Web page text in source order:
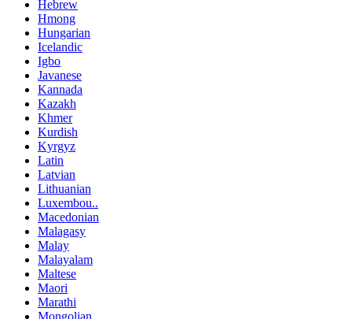
Hebrew
Hmong
Hungarian
Icelandic
Igbo
Javanese
Kannada
Kazakh
Khmer
Kurdish
Kyrgyz
Latin
Latvian
Lithuanian
Luxembou..
Macedonian
Malagasy
Malay
Malayalam
Maltese
Maori
Marathi